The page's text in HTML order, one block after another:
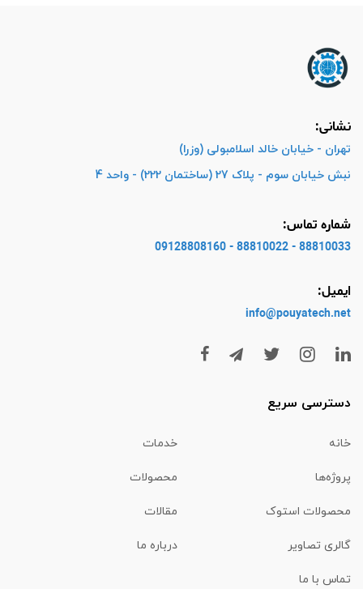
نشانی:
تهران - خیابان خالد اسلامبولی (وزرا)
نبش خیابان سوم - پلاک 27 (ساختمان 222) - واحد 4
شماره تماس:
88810033 - 88810022 - 09128808160
ایمیل:
info@pouyatech.net
دسترسی سریع
خانه خدمات
پروژه‌ها محصولات
محصولات استوک مقالات
گالری تصاویر درباره ما
تماس با ما